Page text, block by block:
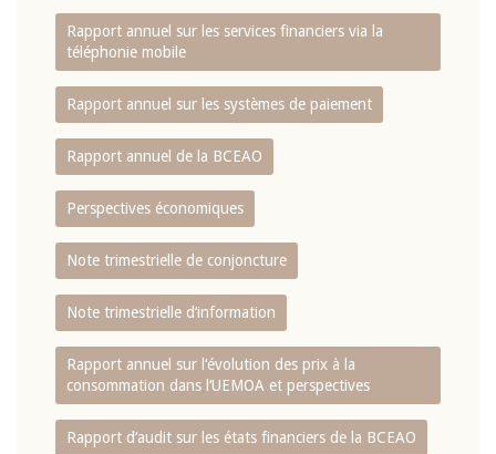
Rapport annuel sur les services financiers via la
téléphonie mobile
Rapport annuel sur les systèmes de paiement
Rapport annuel de la BCEAO
Perspectives économiques
Note trimestrielle de conjoncture
Note trimestrielle d‘information
Rapport annuel sur l‘évolution des prix à la
consommation dans l‘UEMOA et perspectives
Rapport d‘audit sur les états financiers de la BCEAO